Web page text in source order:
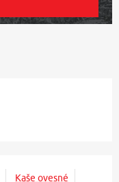
Kaše ovesné